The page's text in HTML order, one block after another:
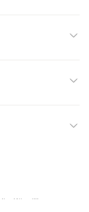
Köpvillkor